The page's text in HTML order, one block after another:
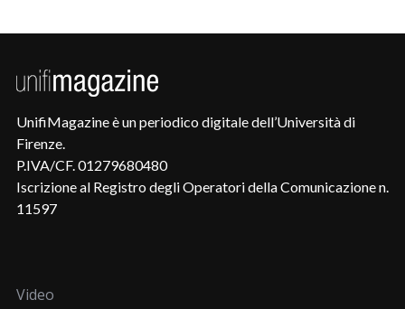
UnifiMagazine è un periodico digitale dell’Università di
Firenze.
P.IVA/CF. 01279680480
Iscrizione al Registro degli Operatori della Comunicazione n.
11597
Video